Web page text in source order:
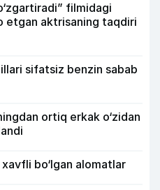
filmidagi
etgan aktrisaning taqdiri
sifatsiz benzin sabab
ortiq erkak o‘zidan
bo‘lgan alomatlar